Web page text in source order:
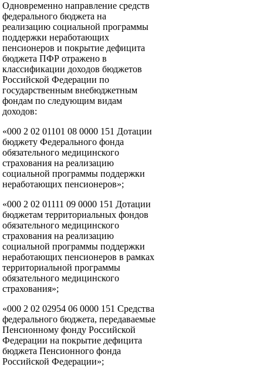
Одновременно направление средств
федерального бюджета на
реализацию социальной программы
поддержки неработающих
пенсионеров и покрытие дефицита
бюджета ПФР отражено в
классификации доходов бюджетов
Российской Федерации по
государственным внебюджетным
фондам по следующим видам
доходов:
«000 2 02 01101 08 0000 151 Дотации
бюджету Федерального фонда
обязательного медицинского
страхования на реализацию
социальной программы поддержки
неработающих пенсионеров»;
«000 2 02 01111 09 0000 151 Дотации
бюджетам территориальных фондов
обязательного медицинского
страхования на реализацию
социальной программы поддержки
неработающих пенсионеров в рамках
территориальной программы
обязательного медицинского
страхования»;
«000 2 02 02954 06 0000 151 Средства
федерального бюджета, передаваемые
Пенсионному фонду Российской
Федерации на покрытие дефицита
бюджета Пенсионного фонда
Российской Федерации»;